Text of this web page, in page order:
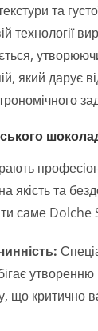
та
технології
який дарує
якість та
саме Dolche
утворенню
що критично